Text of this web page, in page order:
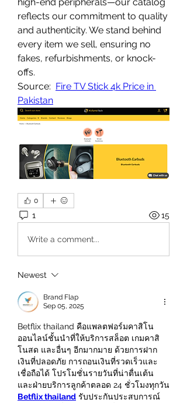
reflects our commitment to quality
and authenticity. We stand behind
every item we sell, ensuring no
fakes, refurbishments, or knock-
offs.
Source: Fire TV Stick 4k Price in
Pakistan
0
1 15
Write a comment...
Newest
Brand Flap
Sep 05, 2025
Betflix thailand คือแพลตฟอร์มคาสิโน
ออนไลน์ชั้นนำที่ให้บริการสล็อต เกมคาสิ
โนสด และอื่นๆ อีกมากมาย ด้วยการฝาก
เงินที่ปลอดภัย การถอนเงินที่รวดเร็วและ
เชื่อถือได้ โปรโมชั่นรายวันที่น่าตื่นเต้น
Betflix thailand รับประกันประสบการณ์